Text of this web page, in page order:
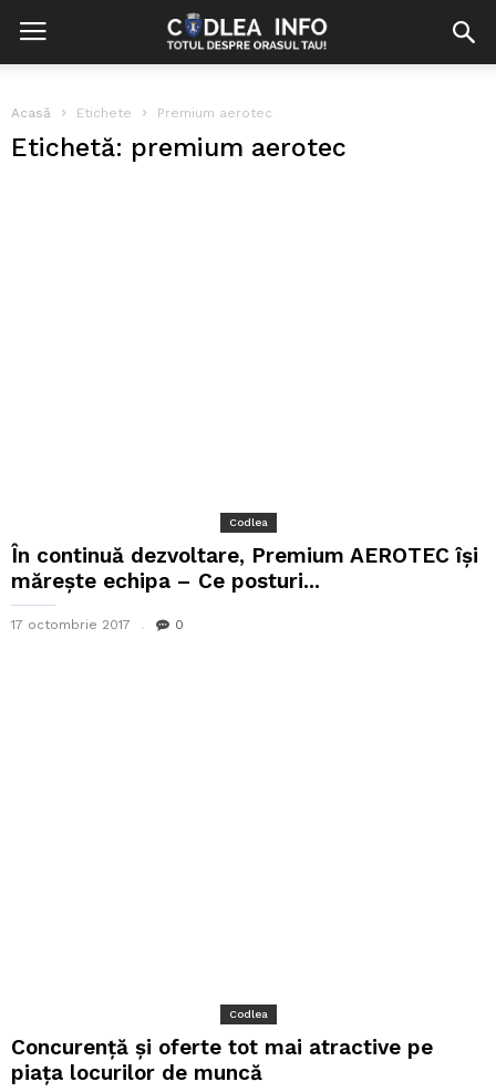
Acasă Etichete Premium aerotec
Etichetă: premium aerotec
Codlea
În continuă dezvoltare, Premium AEROTEC își
mărește echipa – Ce posturi...
17 octombrie 2017 0
Codlea
Concurență și oferte tot mai atractive pe
piața locurilor de muncă